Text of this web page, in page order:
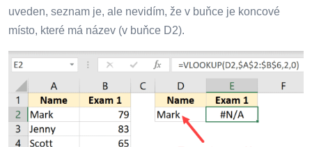
uveden, seznam je, ale nevidím, že v buňce je koncové
místo, které má název (v buňce D2).